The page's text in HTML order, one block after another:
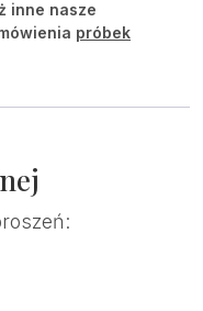
inne nasze
próbek